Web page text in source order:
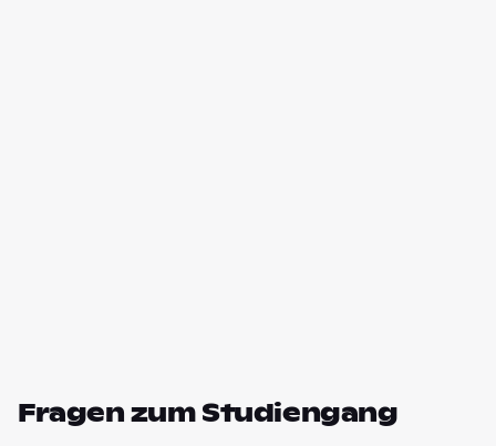
Fragen zum Studiengang